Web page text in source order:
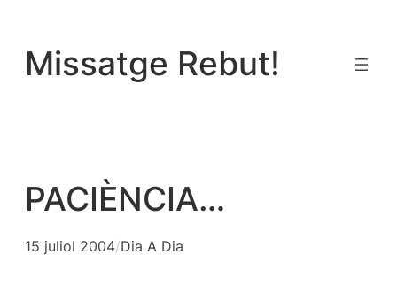
contingut
Missatge Rebut!
PACIÈNCIA…
15 juliol 2004/Dia A Dia